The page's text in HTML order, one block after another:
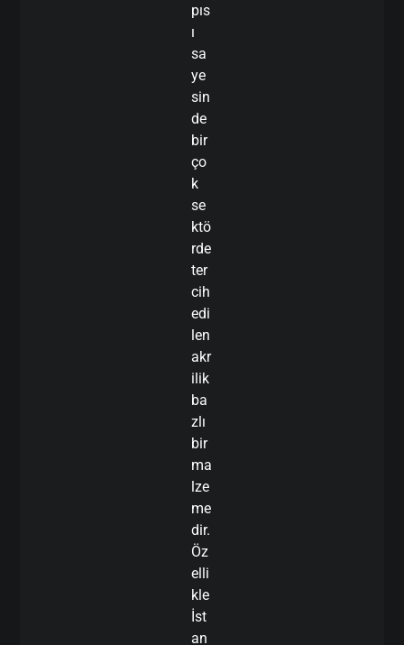
pıs
ı
sa
ye
sin
de
bir
ço
k
se
ktö
rde
ter
cih
edi
len
akr
ilik
ba
zlı
bir
ma
lze
me
dir.
Öz
elli
kle
İst
an